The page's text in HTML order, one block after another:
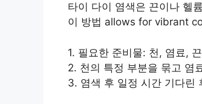
타이 다이 염색은 끈이나 헬
이 방법 allows for vibrant
1. 필요한 준비물: 천, 염료,
2. 천의 특정 부분을 묶고 염
3. 염색 후 일정 시간 기다린